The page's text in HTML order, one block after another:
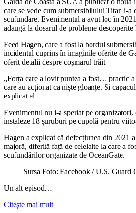
care se vede cum submersibilului Titan i-a
scufundare. Evenimentul a avut loc în
adaugă la dosarul de probleme descoperite
Feed Hagen, care a fost la bordul
incidentul cuprins în imaginile oferite de
oferit detalii despre coșmarul trăit.
„Forța care a lovit puntea a fost… practic
care au acționat ca niște gloanțe. Și
explicat el.
Evenimentul nu i-a speriat pe organizatori,
instaleze 18 șuruburi pe cupolă pentru
Hagen a explicat că defecțiunea din 2021
majoră, diferită față de celelalte la care a
scufundărilor organizate de OceanGate.
Sursa Foto: Facebook / U.S. Guard
Un alt episod…
Citeşte mai mult